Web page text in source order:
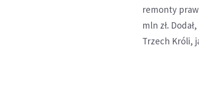
remonty
mln zł.
Trzech Króli,